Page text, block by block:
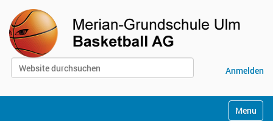
Website durchsuchen
Anmelden
Toggle